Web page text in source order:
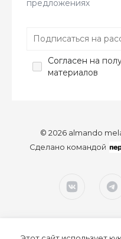
предложениях
Согласен на
материалов
© 2026 almando
Сделано командой